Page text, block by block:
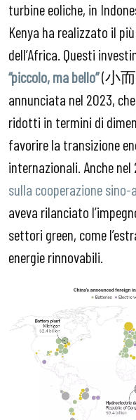
turbine eoliche, in
Kenya ha realizzato il
dell’Africa. Questi
“piccolo, ma bello”(小
annunciata nel 2023,
ridotti in termini di
favorire la transizione
internazionali. Anche
sulla cooperazione
aveva rilanciato
settori green, come
energie rinnovabili.